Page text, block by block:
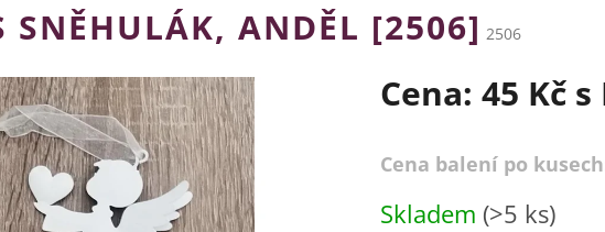
SNĚHULÁK, ANDĚL [2506] 2506
Cena: 45 Kč s
Cena balení po
cena:
Skladem (>5 ks)